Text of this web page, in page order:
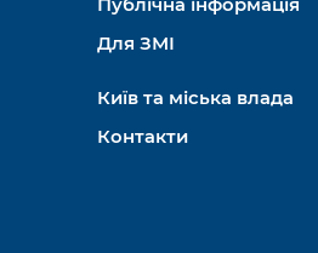
Публічна інформація
Для ЗМІ
Київ та міська влада
Контакти